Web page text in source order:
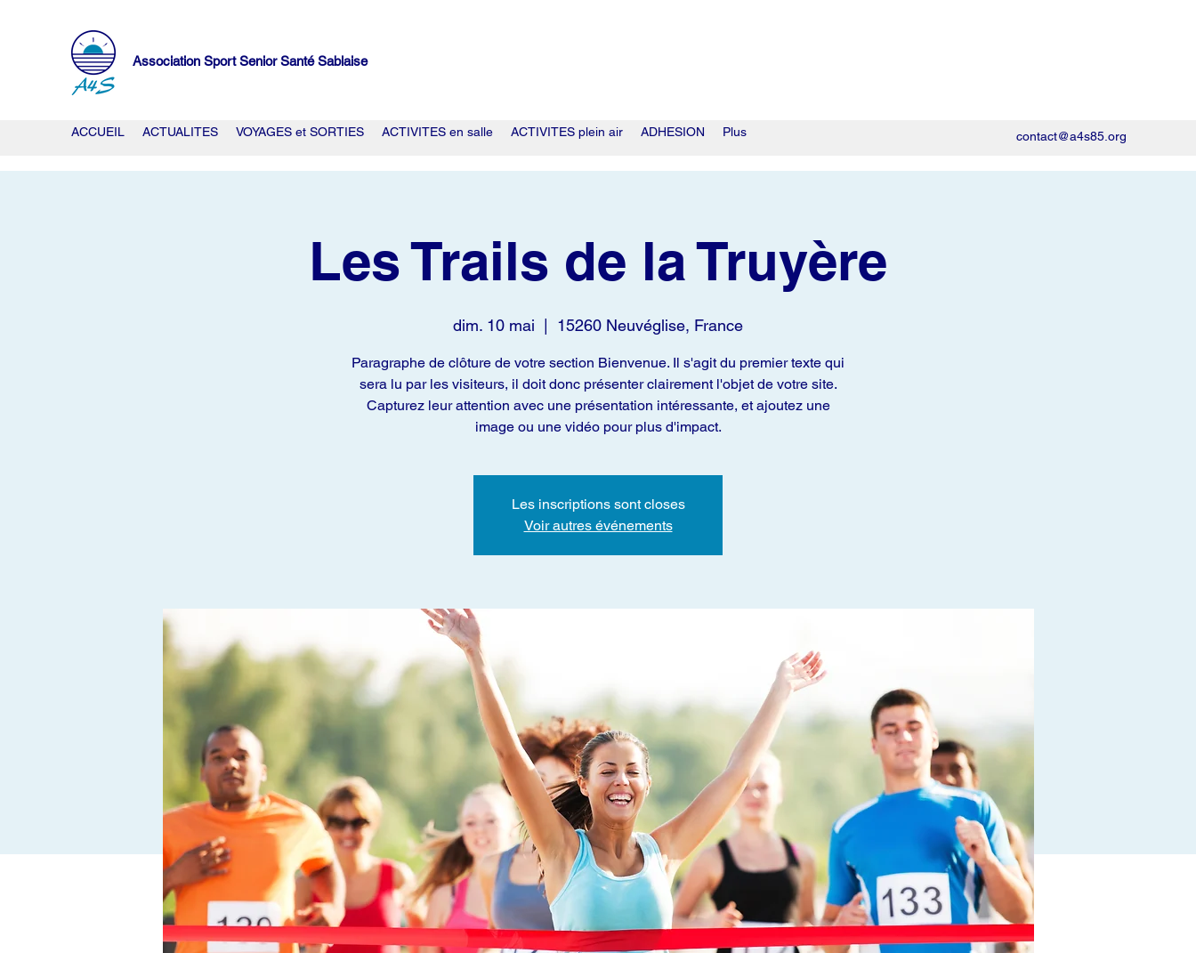
Association Sport Senior Santé Sablaise
ACCUEIL ACTUALITES VOYAGES et SORTIES ACTIVITES en salle ACTIVITES plein air ADHESION Plus contact@a4s85.org
Les Trails de la Truyère
dim. 10 mai 15260 Neuvéglise, France
Paragraphe de clôture de votre section Bienvenue. Il s'agit du premier texte qui
sera lu par les visiteurs, il doit donc présenter clairement l'objet de votre site.
Capturez leur attention avec une présentation intéressante, et ajoutez une
image ou une vidéo pour plus d'impact.
Les inscriptions sont closes
Voir autres événements